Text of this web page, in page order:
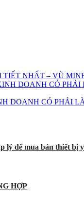
NHẤT – VŨ
DOANH CÓ PHẢI
lý để mua bán thiết bị
HỢP